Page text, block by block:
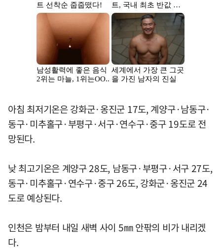
아침 최저기온은 강화군·옹진군 17도, 계양구·남동구·
동구·미추홀구·부평구·서구·연수구·중구 19도로 전
망된다.
낮 최고기온은 계양구 28도, 남동구·부평구·서구 27도,
동구·미추홀구·연수구·중구 26도, 강화군·옹진군 24
도로 예상된다.
인천은 밤부터 내일 새벽 사이 5㎜ 안팎의 비가 내리겠
다.